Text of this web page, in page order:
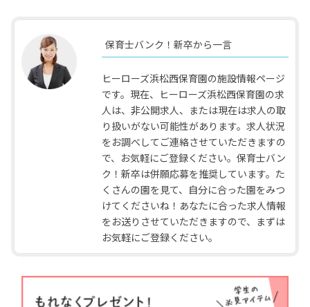
保育士バンク！新卒から一言
ヒーローズ浜松西保育園の施設情報ページ
です。現在、ヒーローズ浜松西保育園の求
人は、非公開求人、または現在は求人の取
り扱いがない可能性があります。求人状況
をお調べしてご連絡させていただきますの
で、お気軽にご登録ください。保育士バン
ク！新卒は併願応募を推奨しています。た
くさんの園を見て、自分に合った園をみつ
けてくださいね！あなたに合った求人情報
をお送りさせていただきますので、まずは
お気軽にご登録ください。